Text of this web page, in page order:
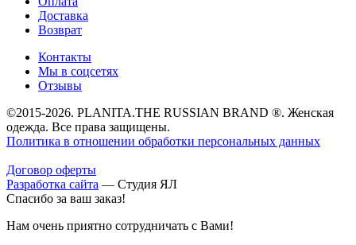
Доставка
Возврат
Контакты
Мы в соцсетях
Отзывы
©2015-2026. PLANITA.THE RUSSIAN BRAND ®. Женская
одежда. Все права защищены.
Политика в отношении обработки персональных данных
Договор оферты
Разработка сайта — Студия ЯЛ
Спасибо за ваш заказ!
Нам очень приятно сотрудничать с Вами!